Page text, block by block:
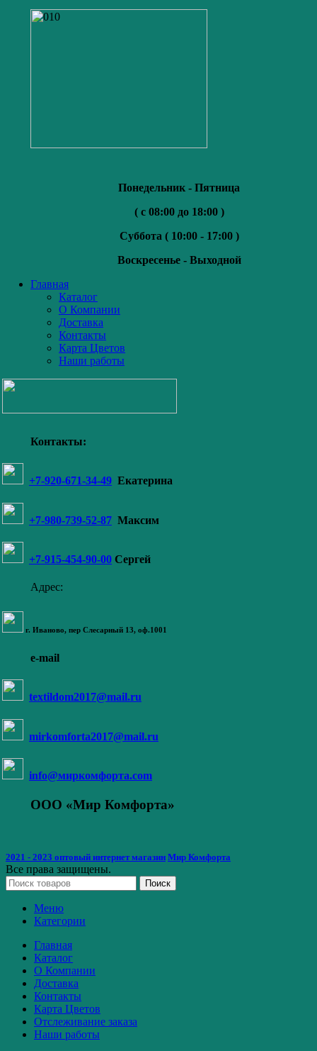
Понедельник - Пятница
( с 08:00 до 18:00 )
Суббота ( 10:00 - 17:00 )
Воскресенье - Выходной
Главная
Каталог
О Компании
Доставка
Контакты
Карта Цветов
Наши работы
Контакты:
+7-920-671-34-49 Екатерина
+7-980-739-52-87 Максим
+7-915-454-90-00 Сергей
Адрес:
г. Иваново, пер Слесарный 13, оф.1001
e-mail
textildom2017@mail.ru
mirkomforta2017@mail.ru
info@миркомфорта.com
ООО «Мир Комфорта»
2021 - 2023 оптовый интернет магазин Мир Комфорта
Все права защищены.
Поиск
Меню
Категории
Главная
Каталог
О Компании
Доставка
Контакты
Карта Цветов
Отслеживание заказа
Наши работы